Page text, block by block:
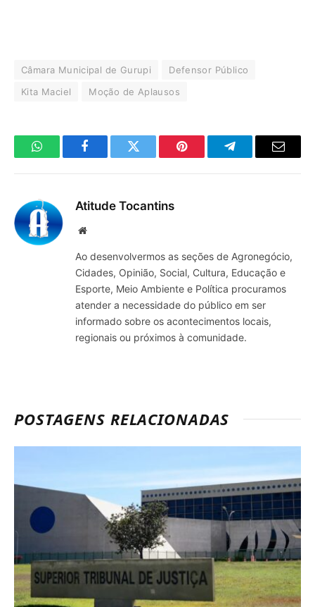
Câmara Municipal de Gurupi
Defensor Público
Kita Maciel
Moção de Aplausos
WhatsAppFacebookTwitter Pinterest TelegramaE-
Atitude Tocantins
Site
Ao desenvolvermos as seções de Agronegócio,
Cidades, Opinião, Social, Cultura, Educação e
Esporte, Meio Ambiente e Política procuramos
atender a necessidade do público em ser
informado sobre os acontecimentos locais,
regionais ou próximos à comunidade.
POSTAGENS RELACIONADAS